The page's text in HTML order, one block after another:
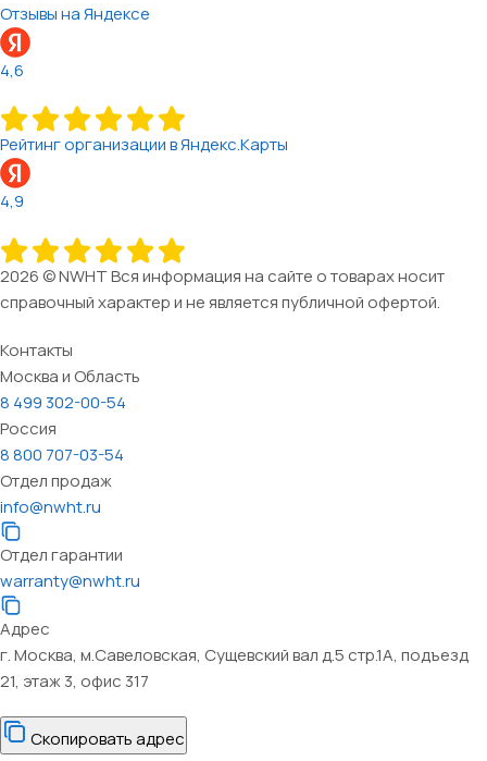
Отзывы на Яндексе
4,6
Рейтинг организации в Яндекс.Карты
4,9
2026 © NWHT Вся информация на сайте о товарах носит
справочный характер и не является публичной офертой.
Контакты
Москва и Область
8 499 302-00-54
Россия
8 800 707-03-54
Отдел продаж
info@nwht.ru
Отдел гарантии
warranty@nwht.ru
Адрес
г. Москва, м.Савеловская, Сущевский вал д.5 стр.1А, подъезд
21, этаж 3, офис 317
Скопировать адрес